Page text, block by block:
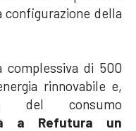
configurazione della
complessiva di 500
rinnovabile e,
del consumo
a Refutura un